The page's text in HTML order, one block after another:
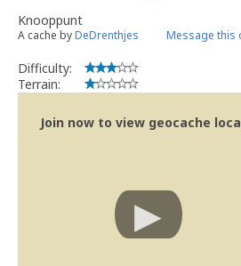
Knooppunt
A cache byDeDrenthjes Message this
Difficulty:
Terrain:
Join now to view geocache